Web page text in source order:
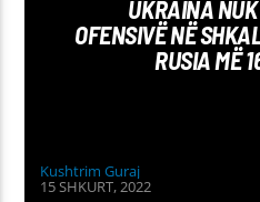
UKRAINA
OFENSIVË NË
RUSIA MË
Kushtrim Guraj
15 SHKURT, 2022